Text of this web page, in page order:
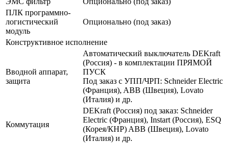
ПЛК программно-
логистический
модуль
Опционально (под заказ)
Конструктивное исполнение
Вводной аппарат,
защита
Автоматический выключатель DEKraft
(Россия) - в комплектации ПРЯМОЙ
ПУСК
Под заказ с УПП/ЧРП: Schneider Electric
(Франция), ABB (Швеция), Lovato
(Италия) и др.
Коммутация
DEKraft (Россия) под заказ: Schneider
Electric (Франция), Instart (Россия), ESQ
(Корея/КНР) ABB (Швеция), Lovato
(Италия) и др.